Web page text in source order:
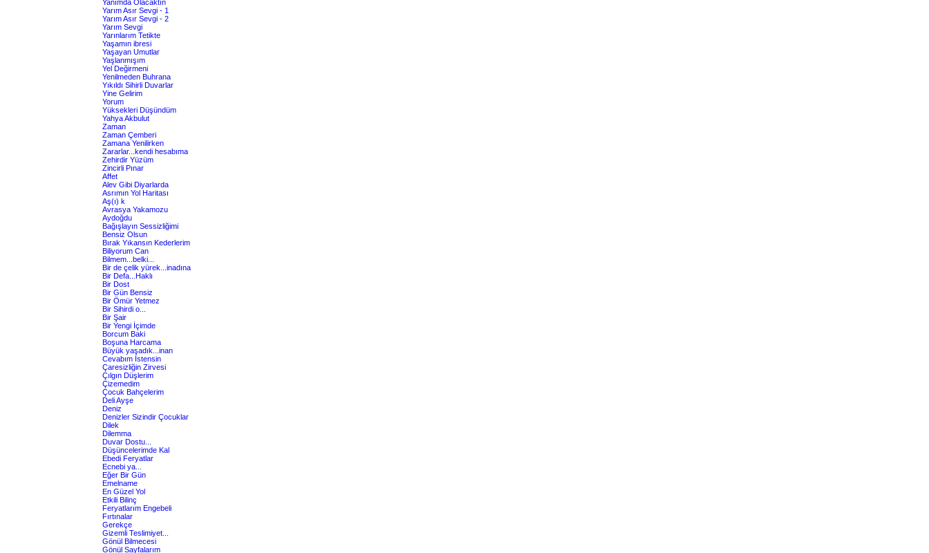
Yanımda Olacaktın
Yarım Asır Sevgi - 1
Yarım Asır Sevgi - 2
Yarım Sevgi
Yarınlarım Tetikte
Yaşamın ibresi
Yaşayan Umutlar
Yaşlanmışım
Yel Değirmeni
Yenilmeden Buhrana
Yıkıldı Sihirli Duvarlar
Yine Gelirim
Yorum
Yüksekleri Düşündüm
Yahya Akbulut
Zaman
Zaman Çemberi
Zamana Yenilirken
Zararlar...kendi hesabıma
Zehirdir Yüzüm
Zincirli Pınar
Affet
Alev Gibi Diyarlarda
Asrımın Yol Haritası
Aş(ı) k
Avrasya Yakamozu
Aydoğdu
Bağışlayın Sessizliğimi
Bensiz Olsun
Bırak Yıkansın Kederlerim
Biliyorum Can
Bilmem...belki...
Bir de çelik yürek...inadına
Bir Defa...Haklı
Bir Dost
Bir Gün Bensiz
Bir Ömür Yetmez
Bir Sihirdi o...
Bir Şair
Bir Yengi İçimde
Borcum Baki
Boşuna Harcama
Büyük yaşadık...inan
Cevabım İstensin
Çaresizliğin Zirvesi
Çılgın Düşlerim
Çizemedim
Çocuk Bahçelerim
Deli Ayşe
Deniz
Denizler Sizindir Çocuklar
Dilek
Dilemma
Duvar Dostu...
Düşüncelerimde Kal
Ebedi Feryatlar
Ecnebi ya...
Eğer Bir Gün
Emelname
En Güzel Yol
Etkili Bilinç
Feryatlarım Engebeli
Fırtınalar
Gerekçe
Gizemli Teslimiyet...
Gönül Bilmecesi
Gönül Sayfalarım